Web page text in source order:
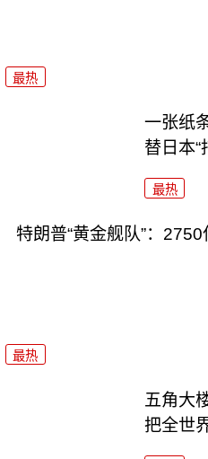
最热
一张纸
替日本“
最热
特朗普“黄金舰队”：
最热
五角大
把全世